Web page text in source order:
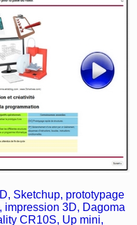
Sketchup, prototypage
impression 3D, Dagoma
CR10S, Up mini,